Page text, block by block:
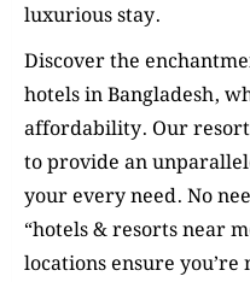
luxurious stay.
Discover the
hotels in Bangladesh,
affordability. Our
to provide an
your every need. No
“hotels & resorts near
locations ensure